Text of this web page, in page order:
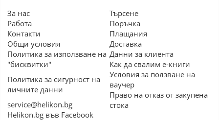
За нас
Работа
Контакти
Общи условия
Политика за използване на
"бисквитки"
Политика за сигурност на
личните данни
service@helikon.bg
Helikon.bg във Facebook
Търсене
Поръчка
Плащания
Доставка
Данни за клиента
Как да свалим е-книги
Условия за ползване на
ваучер
Право на отказ от закупена
стока